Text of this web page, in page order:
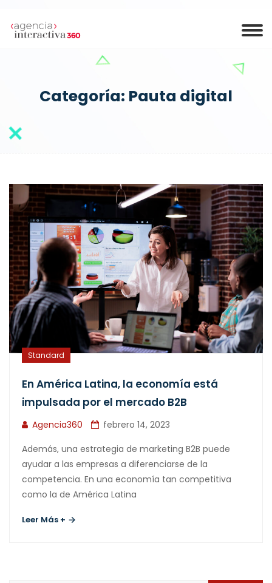
Categoría: Pauta digital
Standard
En América Latina, la economía está
impulsada por el mercado B2B
Agencia360
febrero 14, 2023
Además, una estrategia de marketing B2B puede
ayudar a las empresas a diferenciarse de la
competencia. En una economía tan competitiva
como la de América Latina
Leer Más +